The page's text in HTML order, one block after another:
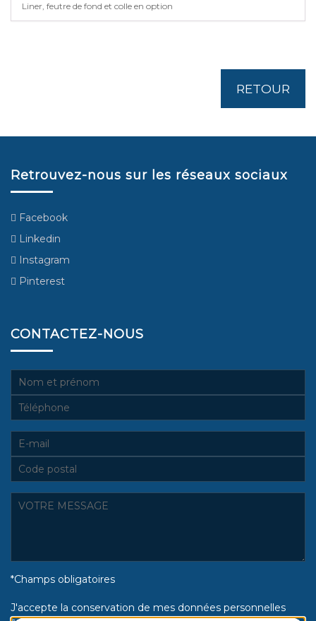
Liner, feutre de fond et colle en option
RETOUR
Retrouvez-nous sur les réseaux sociaux
Facebook
Linkedin
Instagram
Pinterest
CONTACTEZ-NOUS
*Champs obligatoires
J'accepte la conservation de mes données personnelles